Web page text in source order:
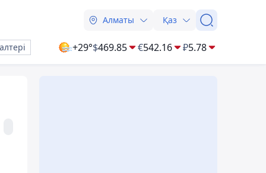
Алматы Қаз
+29°$469.85 €542.16 ₽5.78